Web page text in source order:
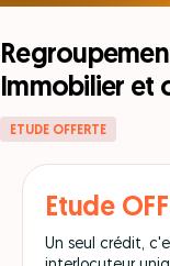
Immobilier et
ETUDE OFFERTE
Etude
Un seul crédit,